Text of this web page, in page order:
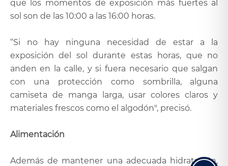
que los momentos de exposición más fuertes al
sol son de las 10:00 a las 16:00 horas.
“Si no hay ninguna necesidad de estar a la
exposición del sol durante estas horas, que no
anden en la calle, y si fuera necesario que salgan
con una protección como sombrilla, alguna
camiseta de manga larga, usar colores claros y
materiales frescos como el algodón", precisó.
Alimentación
Además de mantener una adecuada hidratación,